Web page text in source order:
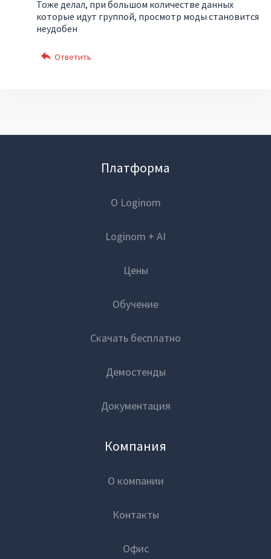
Тоже делал, при большом количестве данных
которые идут группой, просмотр моды становится
неудобен
Платформа
О Loginom
Loginom + AI
Цены
Обучение
Скачать бесплатно
Демостенды
Документация
Компания
О компании
Контакты
Офис